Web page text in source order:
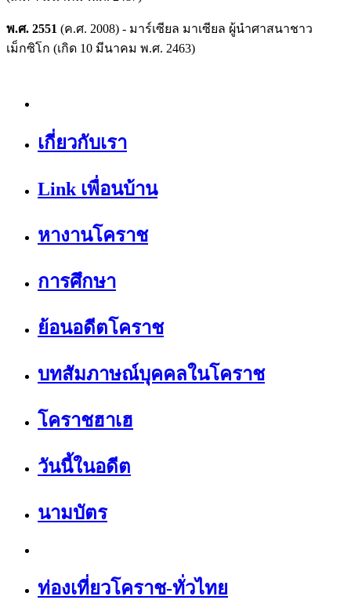
พ.ศ. 2551 (ค.ศ. 2008) - มาร์เซียล มาเซียล ผู้นำศาสนาชาว
เม็กซิโก (เกิด 10 มีนาคม พ.ศ. 2463)
เกี่ยวกับเรา
Link เพื่อนบ้าน
หางานโคราช
การศึกษา
ย้อนอดีตโคราช
บทสัมภาษณ์บุคคลในโคราช
โคราชฮาเฮ
วันนี้ในอดีต
นามบัตร
ท่องเที่ยวโคราช-ทั่วไทย